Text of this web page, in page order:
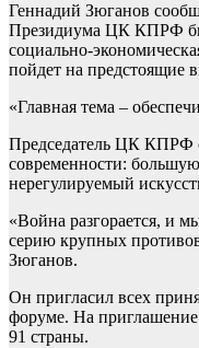
Геннадий Зюганов
Президиума ЦК КПРФ
социально-
пойдет на предстоящие
«Главная тема –
Председатель ЦК КПРФ
современности:
нерегулируемый
«Война разгорается, и
серию крупных
Зюганов.
Он пригласил всех
форуме. На приглашение
91 страны.